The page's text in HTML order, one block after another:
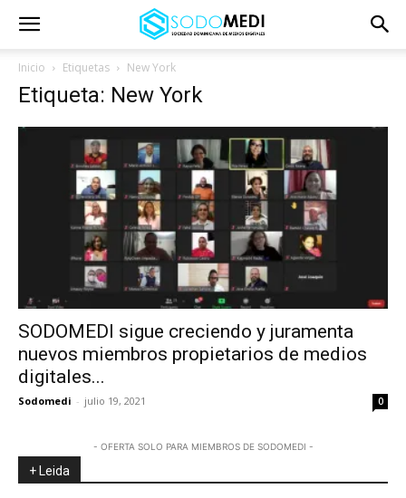
Inicio Etiquetas New York
Etiqueta: New York
SODOMEDI sigue creciendo y juramenta
nuevos miembros propietarios de medios
digitales...
Sodomedi - julio 19, 2021 0
- OFERTA SOLO PARA MIEMBROS DE SODOMEDI -
+ Leida